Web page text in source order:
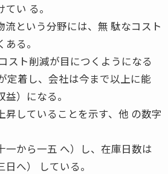
い る。
流という分野には、無 駄なコスト
る。
スト削減が目につくようになる
定着し、会社は今まで以上に能
）になる。
昇していることを示す、他 の数字
一から一五 へ）し、在庫日数は
へ） している。